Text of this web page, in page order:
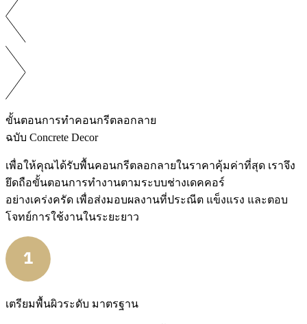
ขั้นตอนการทำคอนกรีตลอกลาย
ฉบับ Concrete Decor
เพื่อให้คุณได้รับพื้นคอนกรีตลอกลายในราคาคุ้มค่าที่สุด เราจึง
ยึดถือขั้นตอนการทำงานตามระบบช่างเดคคอร์
อย่างเคร่งครัด เพื่อส่งมอบผลงานที่ประณีต แข็งแรง และตอบ
โจทย์การใช้งานในระยะยาว
เตรียมพื้นผิวระดับ มาตรฐาน